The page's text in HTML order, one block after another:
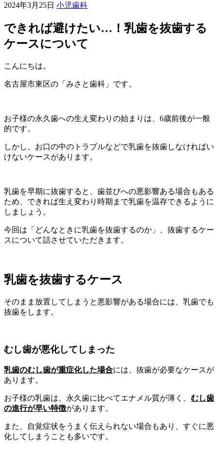
2024年3月25日 小児歯科
できれば避けたい…！乳歯を抜歯する
ケースについて
こんにちは。
名古屋市東区の「みさと歯科」です。
お子様の永久歯への生え変わりの始まりは、6歳前後が一般
的です。
しかし、お口の中のトラブルなどで乳歯を抜歯しなければい
けないケースがあります。
乳歯を早期に抜歯すると、歯並びへの悪影響ある場合もある
ため、できれば生え変わり時期まで乳歯を温存できるように
しましょう。
今回は「どんなときに乳歯を抜歯するのか」、抜歯するケー
スについて話させていただきます。
乳歯を抜歯するケース
そのまま放置してしまうと悪影響がある場合には、乳歯でも
抜歯をします。
むし歯が悪化してしまった
乳歯のむし歯が重症化した場合には、抜歯が必要なケースが
あります。
お子様の乳歯は、永久歯に比べてエナメル質が薄く、 むし歯
の進行が早い特徴があります。
また、自覚症状をうまく伝えられない場合もあり、すぐに悪
化してしまうことも多いです。